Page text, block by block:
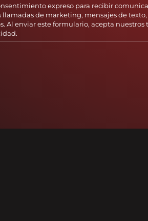
expreso para recibir
de marketing, mensajes de texto,
Al enviar este formulario, acepta nuestros
.